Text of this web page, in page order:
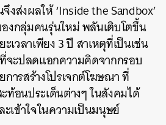
งส่งผลให้ ‘Inside the Sandbox’
งกลุ่มคนรุ่นใหม่ พลันเติบโตขึ้น
ะเวลาเพียง 3 ปี สาเหตุที่เป็นเช่น
จะปลดแอกความคิดจากกรอบ
ารสร้างโปรเจกต์โฆษณา ที่
ท้อนประเด็นต่างๆ ในสังคมได้
เข้าใจในความเป็นมนุษย์